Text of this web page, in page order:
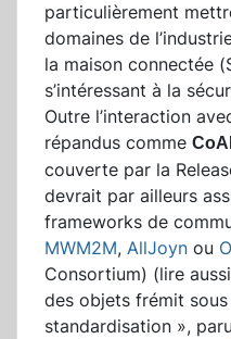
particulièrement
domaines de
la maison connectée
s’intéressant à la
Outre l’interaction
répandus comme
couverte par la
devrait par ailleurs
frameworks de
MWM2M, AllJoyn ou
Consortium) (lire
des objets frémit
standardisation »,